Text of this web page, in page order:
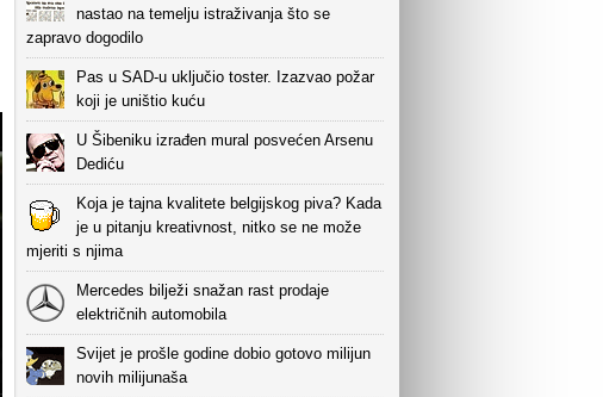
nastao na temelju istraživanja što se
zapravo dogodilo
Pas u SAD-u uključio toster. Izazvao požar
koji je uništio kuću
U Šibeniku izrađen mural posvećen Arsenu
Dediću
Koja je tajna kvalitete belgijskog piva? Kada
je u pitanju kreativnost, nitko se ne može
mjeriti s njima
Mercedes bilježi snažan rast prodaje
električnih automobila
Svijet je prošle godine dobio gotovo milijun
novih milijunaša